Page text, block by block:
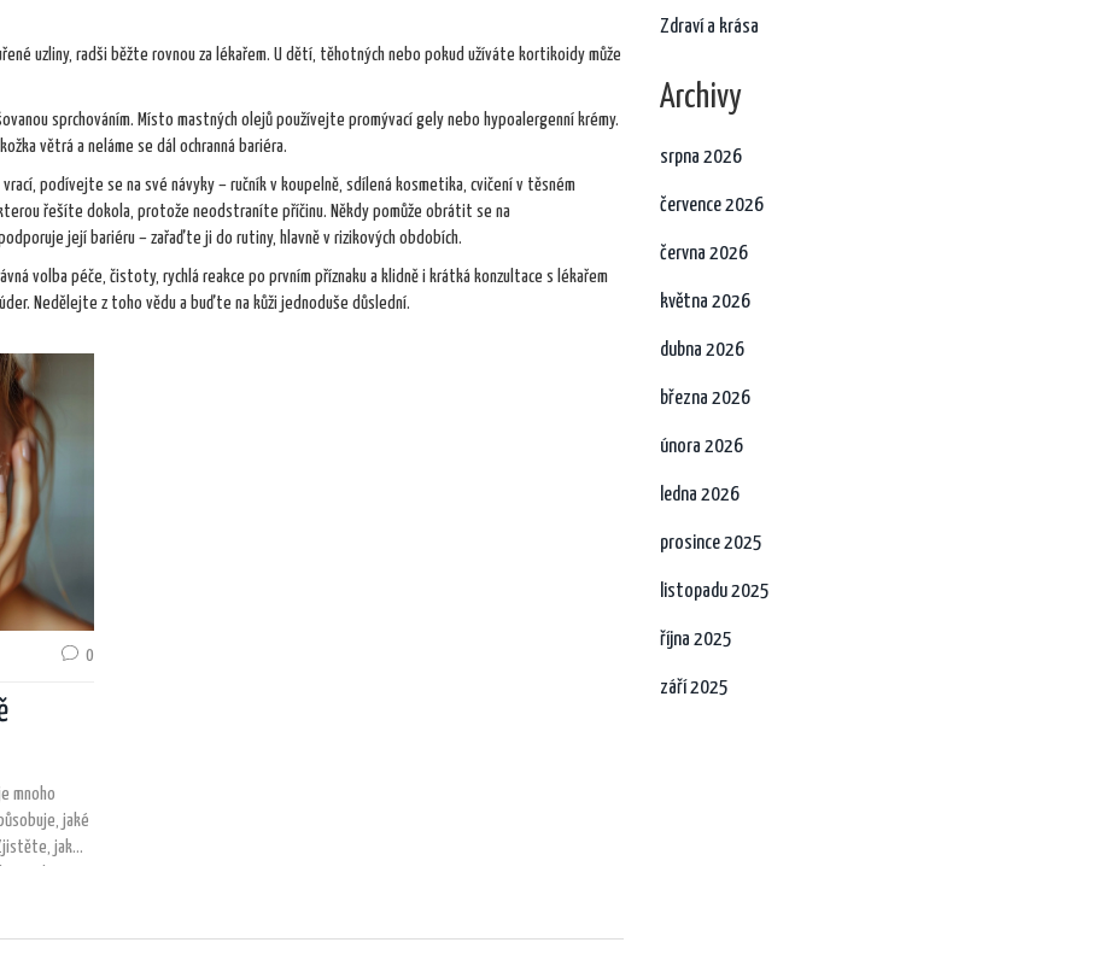
uzliny, radši běžte rovnou za lékařem. U dětí, těhotných nebo pokud užíváte kortikoidy může
sprchováním. Místo mastných olejů používejte promývací gely nebo hypoalergenní krémy.
větrá a neláme se dál ochranná bariéra.
podívejte se na své návyky – ručník v koupelně, sdílená kosmetika, cvičení v těsném
řešíte dokola, protože neodstraníte příčinu. Někdy pomůže obrátit se na
její bariéru – zařaďte ji do rutiny, hlavně v rizikových obdobích.
volba péče, čistoty, rychlá reakce po prvním příznaku a klidně i krátká konzultace s lékařem
Nedělejte z toho vědu a buďte na kůži jednoduše důslední.
0
mnoho
jaké
jak
Zdraví a krása
Archivy
srpna 2026
července 2026
června 2026
května 2026
dubna 2026
března 2026
února 2026
ledna 2026
prosince 2025
listopadu 2025
října 2025
září 2025